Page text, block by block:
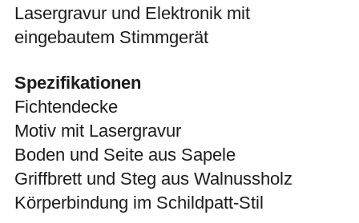
Lasergravur und Elektronik mit
eingebautem Stimmgerät
Spezifikationen
Fichtendecke
Motiv mit Lasergravur
Boden und Seite aus Sapele
Griffbrett und Steg aus Walnussholz
Körperbindung im Schildpatt-Stil